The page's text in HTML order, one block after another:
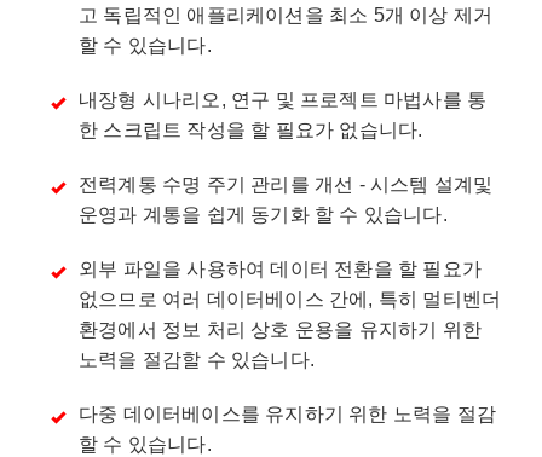
고 독립적인 애플리케이션을 최소 5개 이상 제거
할 수 있습니다.
내장형 시나리오, 연구 및 프로젝트 마법사를 통
한 스크립트 작성을 할 필요가 없습니다.
전력계통 수명 주기 관리를 개선 - 시스템 설계및
운영과 계통을 쉽게 동기화 할 수 있습니다.
외부 파일을 사용하여 데이터 전환을 할 필요가
없으므로 여러 데이터베이스 간에, 특히 멀티벤더
환경에서 정보 처리 상호 운용을 유지하기 위한
노력을 절감할 수 있습니다.
다중 데이터베이스를 유지하기 위한 노력을 절감
할 수 있습니다.